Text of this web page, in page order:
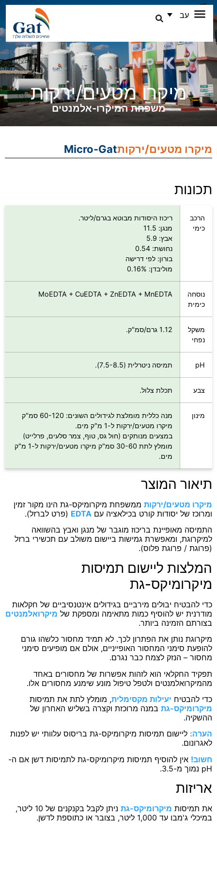
עב
מיקרו מטעים/ירקות
משפחת המיקרו-אלמנטים
מטעים/ירקותMicro-Gat
ריכוז היסודות מבוטא בגרם/ליטר.
נחושת: 0.54
בורון: לפי דרישה
מוליבדן: 0.16%
MoEDTA + CuEDTA + ZnEDTA + MnEDTA
1.12 גרם/סמ"ק.
תמיסה ניטרלית (7.5-8.5).
תכלת צלול.
מנה כללית מומלצת לגידולים השונים: 60-120 סמ"ק
מיקרו מטעים/ירקות ל-1 מ"ק מים.
במצעים מנותקים (חול גס, טוף, צמר סלעים, פרלייט)
מומלץ לתת 30-60 סמ"ק מיקרו מטעים/ירקות ל-1 מ"ק
המוצר
מטעים/ירקותממשפחת מיקרומיקס-גת הינו מקור זמין
של יסודות קורט בכילאציה עםEDTA(פרט לברזל).
מאופיינת בריכוז מוגבר של מנגן ואבץ בהשוואה
ומאפשרת גמישות ביישום משולב עם תכשירי ברזל
/ פרוגת פלוס).
ליישום תמיסות
גת
יבולים מירביים בגידולים אינטנסיביים של חקלאות
יש להוסיף כמות מתאימה ומספקת שלמיקרואלמנטים
הזמינה ביותר.
נותן את הפתרון לכך. לא תמיד מחסור כלשהו גורם
סימני המחסור האופייניים, אולם אם מופיעים סימני
– הנזק לצמח כבר נגרם.
החקלאי הוא לזהות אפשרות של מחסורים באחד
ולטפל טיפול מונע שימנע מחסורים אלו.
יעילות מקסימלית, מומלץ לתת את תמיסות
גתבמנה מרוכזת וקצרה בשליש האחרון של
ליישום תמיסות מיקרומיקס-גת בריסוס עלוותי יש לפנות
אין להוסיף תמיסות מיקרומיקס-גת לתמיסות דשן אם ה-
מיקרומיקס-גת
ניתן לקבל בקנקנים של 10 ליטר,
1,000 ליטר, בצובר או כתוספת לדשן.